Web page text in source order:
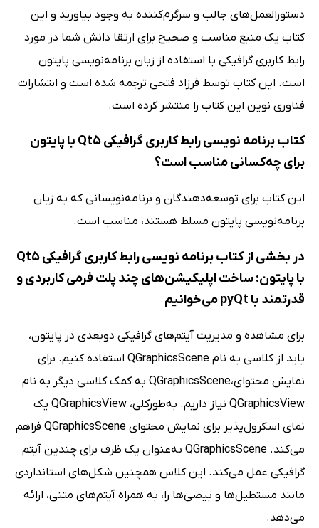
دستورالعمل‌های جالب و سرگرم‌کننده به وجود بیاورید و این
کتاب یک منبع مناسب و صحیح برای ارتقا دانش شما در مورد
رابط کاربری گرافیکی با استفاده از زبان برنامه‌نویسی پایتون
است. این کتاب توسط فرزاد فتحی ترجمه شده است و انتشارات
فناوری نوین این کتاب را منتشر کرده است.
کتاب برنامه نویسی رابط کاربری گرافیکی Qt5 با پایتون
برای چه‌کسانی مناسب است؟
این کتاب برای توسعه‌دهندگان و برنامه‌نویسانی که به زبان
برنامه‌نویسی پایتون مسلط هستند، مناسب است.
در بخشی از کتاب برنامه نویسی رابط کاربری گرافیکی Qt5
با پایتون: ساخت اپلیکیشن‌های چند پلت‌ فرمی‌ کاربردی و
قدرتمند با pyQt می‌خوانیم
برای مشاهده و مدیریت آیتم‌های گرافیکی دوبعدی در پایتون،
باید از کلاسی به نام QGraphicsScene استفاده کنیم. برای
نمایش محتوای،QGraphicsScene به کمک کلاسی دیگر به نام
QGraphicsView نیاز داریم. به‌طورکلی، QGraphicsView یک
نمای اسکرول‌پذیر برای نمایش محتوای QGraphicsScene فراهم
می‌کند. QGraphicsScene به‌عنوان یک ظرف برای چندین آیتم
گرافیکی عمل می‌کند. این کلاس همچنین شکل‌های استانداردی
مانند مستطیل‌ها و بیضی‌ها را، به همراه آیتم‌های متنی، ارائه
می‌دهد.